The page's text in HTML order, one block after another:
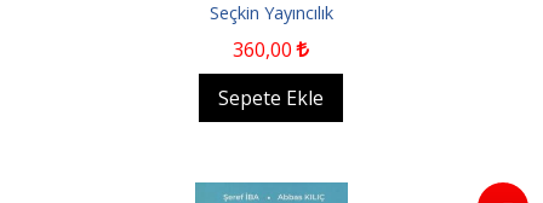
Seçkin Yayıncılık
360,00
Sepete Ekle